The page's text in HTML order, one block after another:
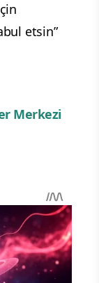
etsin”
Merkezi